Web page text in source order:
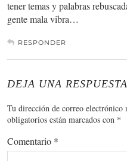
tener temas y palabras
gente mala vibra…
RESPONDER
DEJA UNA RESPUESTA
Tu dirección de correo electrónico
obligatorios están marcados con *
Comentario *